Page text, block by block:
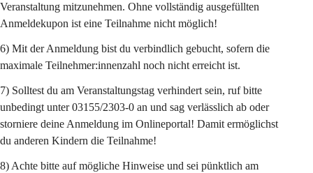
Veranstaltung mitzunehmen. Ohne vollständig ausgefüllten
Anmeldekupon ist eine Teilnahme nicht möglich!
6) Mit der Anmeldung bist du verbindlich gebucht, sofern die
maximale Teilnehmer:innenzahl noch nicht erreicht ist.
7) Solltest du am Veranstaltungstag verhindert sein, ruf bitte
unbedingt unter 03155/2303-0 an und sag verlässlich ab oder
storniere deine Anmeldung im Onlineportal! Damit ermöglichst
du anderen Kindern die Teilnahme!
8) Achte bitte auf mögliche Hinweise und sei pünktlich am